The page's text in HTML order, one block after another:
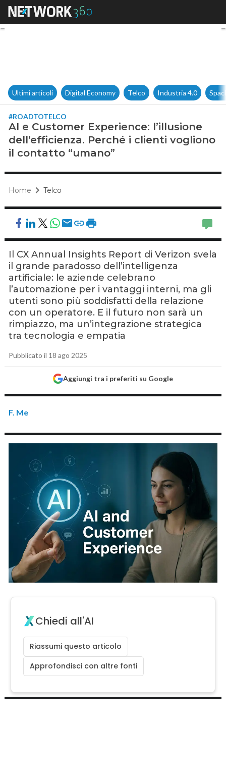
AI e Customer Experience:
Ultimi articoli Digital Economy Telco Industria 4.0
#ROADTOTELCO
AI e Customer Experience: l’illusione
dell’efficienza. Perché i clienti vogliono
il contatto “umano”
Home Telco
Il CX Annual Insights Report di Verizon svela
il grande paradosso dell’intelligenza
artificiale: le aziende celebrano
l’automazione per i vantaggi interni, ma gli
utenti sono più soddisfatti della relazione
con un operatore. E il futuro non sarà un
rimpiazzo, ma un’integrazione strategica
tra tecnologia e empatia
Pubblicato il 18 ago 2025
Aggiungi tra i preferiti su Google
F. Me
Chiedi all'AI
Riassumi questo articolo
Approfondisci con altre fonti